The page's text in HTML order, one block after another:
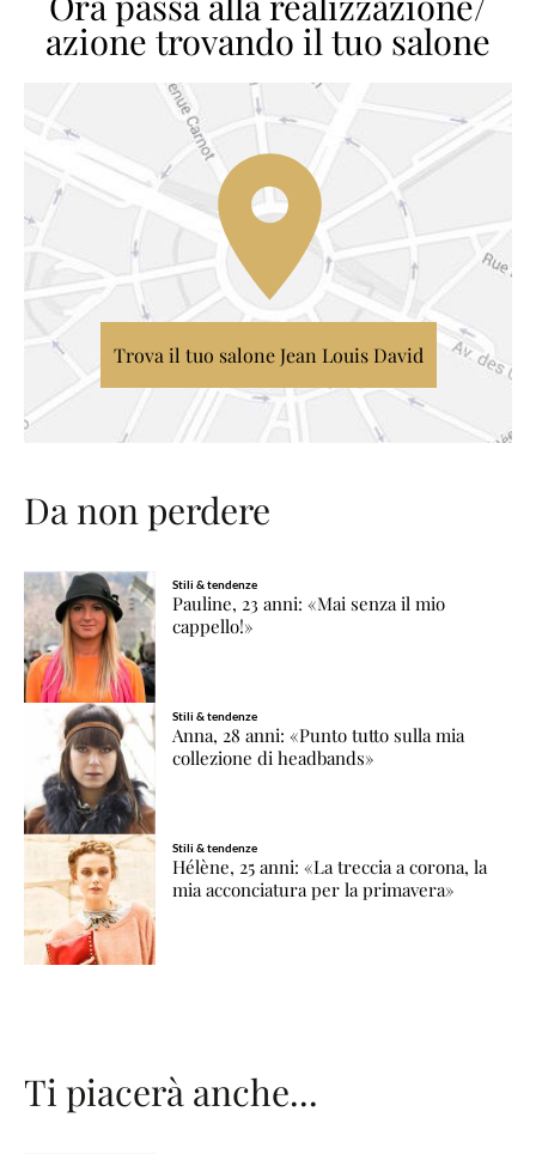
azione trovando il tuo salone
Trova il tuo salone Jean Louis David
Da non perdere
Stili & tendenze
Pauline, 23 anni: «Mai senza il mio
cappello!»
Stili & tendenze
Anna, 28 anni: «Punto tutto sulla mia
collezione di headbands»
Stili & tendenze
Hélène, 25 anni: «La treccia a corona, la
mia acconciatura per la primavera»
Ti piacerà anche...